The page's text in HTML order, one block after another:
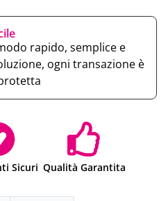
rapido, semplice e
ogni transazione è
Sicuri Qualità Garantita